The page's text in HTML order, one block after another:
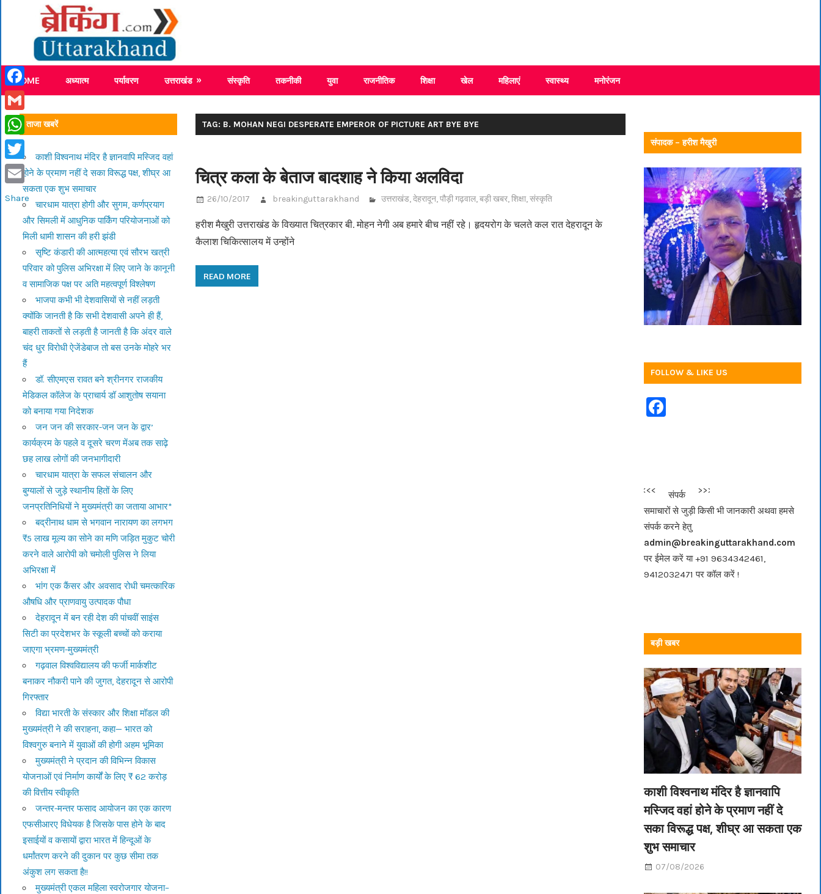
content
Breaking News Uttarakhand
HOME अध्यात्म पर्यावरण उत्तराखंड संस्कृति तकनीकी युवा राजनीतिक शिक्षा खेल महिलाएं स्वास्थ्य मनोरंजन
TAG: B. MOHAN NEGI DESPERATE EMPEROR OF PICTURE ART BYE BYE
चित्र कला के बेताज बादशाह ने किया अलविदा
26/10/2017 breakinguttarakhand उत्तराखंड,देहरादून,पौड़ी गढ़वाल,बड़ी खबर,शिक्षा,संस्कृति
हरीश मैखुरी उत्तराखंड के विख्यात चित्रकार बी. मोहन नेगी अब हमारे बीच नहीं रहे। हृदयरोग के चलते कल रात देहरादून के
कैलाश चिकित्सालय में उन्होंने
READ MORE
ताजा खबरें
काशी विश्वनाथ मंदिर है ज्ञानवापि मस्जिद वहां
होने के प्रमाण नहीं दे सका विरूद्ध पक्ष, शीघ्र आ
सकता एक शुभ समाचार
चारधाम यात्रा होगी और सुगम, कर्णप्रयाग
और सिमली में आधुनिक पार्किंग परियोजनाओं को
मिली धामी शासन की हरी झंडी
सृष्टि कंडारी की आत्महत्या एवं सौरभ खत्री
परिवार को पुलिस अभिरक्षा में लिए जाने के कानूनी
व सामाजिक पक्ष पर अति महत्वपूर्ण विश्लेषण
भाजपा कभी भी देशवासियों से नहीं लड़ती
क्योंकि जानती है कि सभी देशवासी अपने ही हैं,
बाहरी ताकतों से लड़ती है जानती है कि अंदर वाले
चंद धुर विरोधी ऐजेंडेबाज तो बस उनके मोहरे भर
हैं
डॉ. सीएमएस रावत बने श्रीनगर राजकीय
मेडिकल कॉलेज के प्राचार्य डॉ आशुतोष सयाना
को बनाया गया निदेशक
जन जन की सरकार-जन जन के द्वार’
कार्यक्रम के पहले व दूसरे चरण मेंअब तक साढ़े
छह लाख लोगों की जनभागीदारी
चारधाम यात्रा के सफल संचालन और
बुग्यालों से जुड़े स्थानीय हितों के लिए
जनप्रतिनिधियों ने मुख्यमंत्री का जताया आभार*
बद्रीनाथ धाम से भगवान नारायण का लगभग
₹5 लाख मूल्य का सोने का मणि जड़ित मुकुट चोरी
करने वाले आरोपी को चमोली पुलिस ने लिया
अभिरक्षा में
भांग एक कैंसर और अवसाद रोधी चमत्कारिक
औषधि और प्राणवायु उत्पादक पौधा
देहरादून में बन रही देश की पांचवीं साइंस
सिटी का प्रदेशभर के स्कूली बच्चों को कराया
जाएगा भ्रमण-मुख्यमंत्री
गढ़वाल विश्वविद्यालय की फर्जी मार्कशीट
बनाकर नौकरी पाने की जुगत, देहरादून से आरोपी
गिरफ्तार
विद्या भारती के संस्कार और शिक्षा मॉडल की
मुख्यमंत्री ने की सराहना, कहा— भारत को
विश्वगुरु बनाने में युवाओं की होगी अहम भूमिका
मुख्यमंत्री ने प्रदान की विभिन्न विकास
योजनाओं एवं निर्माण कार्यों के लिए ₹ 62 करोड़
की वित्तीय स्वीकृति
जन्तर-मन्तर फसाद आयोजन का एक कारण
एफसीआरए विधेयक है जिसके पास होने के बाद
इसाईयों व कसायों द्वारा भारत में हिन्दूओं के
धर्मांतरण करने की दुकान पर कुछ सीमा तक
अंकुश लग सकता है!!
मुख्यमंत्री एकल महिला स्वरोजगार योजना–
संपादक – हरीश मैखुरी
FOLLOW & LIKE US
F
b
o
o
k
<<<संपर्क>>>
समाचारों से जुड़ी किसी भी जानकारी अथवा हमसे
संपर्क करने हेतु
admin@breakinguttarakhand.com
पर ईमेल करें या +91 9634342461,
9412032471 पर कॉल करें !
बड़ी खबर
काशी विश्वनाथ मंदिर है ज्ञानवापि
मस्जिद वहां होने के प्रमाण नहीं दे
सका विरूद्ध पक्ष, शीघ्र आ सकता एक
शुभ समाचार
07/08/2026
Facebook
Gmail
WhatsApp
Twitter
Email
Share